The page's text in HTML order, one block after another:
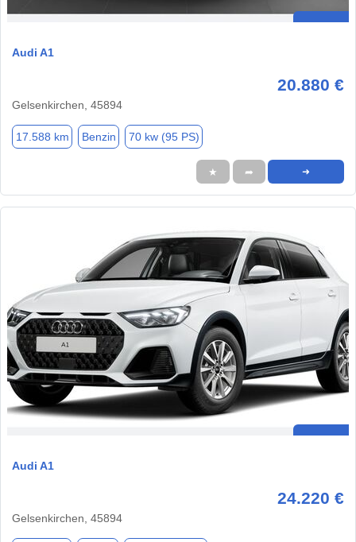
Audi A1
20.880 €
Gelsenkirchen, 45894
17.588 km Benzin 70 kw (95 PS)
★ ➦ ➜
Audi A1
24.220 €
Gelsenkirchen, 45894